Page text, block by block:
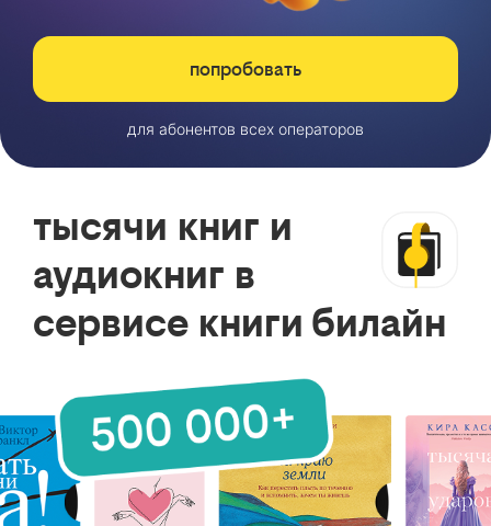
попробовать
для абонентов всех операторов
тысячи книг и
аудиокниг в
сервисе книги билайн